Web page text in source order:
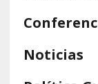
Noticias